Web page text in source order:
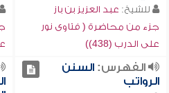
للشيخ: عبد العزيز بن باز
جزء من محاضرة ( فتاوى نور
على الدرب (438))
الفهرس:السنن
الرواتب